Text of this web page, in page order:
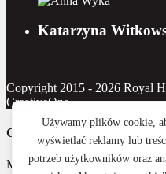
Katarzyna
Copyright 2015 - 2026 Royal
CreativeOne
Contact Us
Masz pytanie? Napisz do nas